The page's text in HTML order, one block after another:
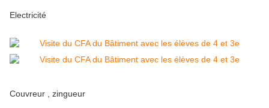
Electricité
Couvreur , zingueur